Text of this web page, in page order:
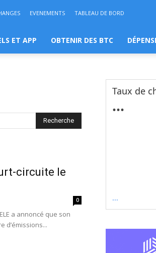
EVENEMENTS TABLEAU DE BORD
ET APP OBTENIR DES BTC
circuite le
0
a annoncé que son
d’émissions...
Taux de
...
...